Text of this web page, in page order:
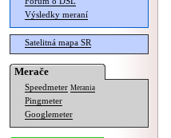
Výsledky meraní
Satelitná mapa SR
Merače
Speedmeter Merania
Pingmeter
Googlemeter